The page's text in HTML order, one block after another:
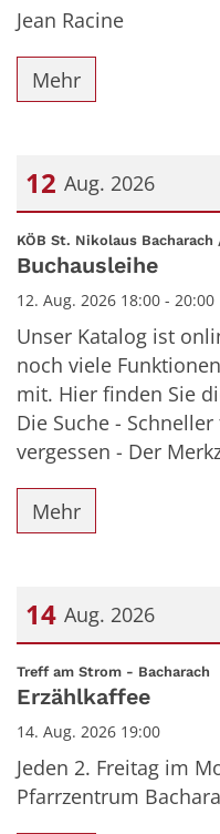
Jean Racine
Mehr
12 Aug. 2026
Datum: 12. August
KÖB St. Nikolaus
Buchausleihe
12. Aug. 2026 18:00 - 20:00
Unser Katalog ist
noch viele
mit. Hier finden Sie
Die Suche -
vergessen - Der
Mehr
14 Aug. 2026
Datum: 14. August
Treff am Strom - Bacharach
Erzählkaffee
14. Aug. 2026 19:00
Jeden 2. Freitag im
Pfarrzentrum